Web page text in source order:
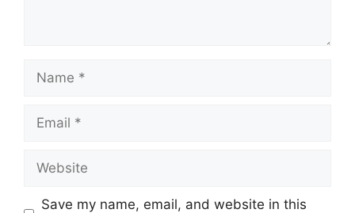
Save my name, email, and website in this